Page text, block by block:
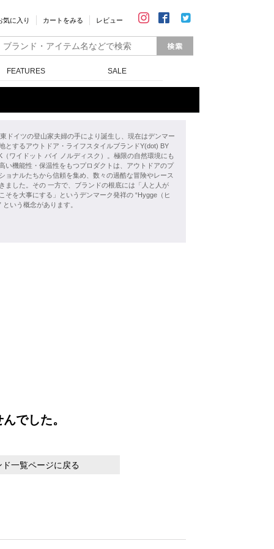
気に入り カートをみる レビュー
FEATURES SALE
ドイツの登山家夫婦の手により誕生し、現在はデンマー
とするアウトドア・ライフスタイルブランドY(dot) BY
（ワイドット バイ ノルディスク）。極限の自然環境にも
い機能性・保温性をもつプロダクトは、アウトドアのプ
ョナルたちから信頼を集め、数々の過酷な冒険やレース
ました。その 一方で、ブランドの根底には「人と人が
そを大事にする」というデンマーク発祥の “Hygge（ヒ
という概念があります。
でした。
ド一覧ページに戻る